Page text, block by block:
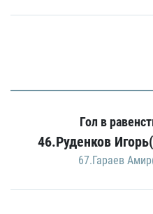
Гол в
46.Руденков
67.Гараев